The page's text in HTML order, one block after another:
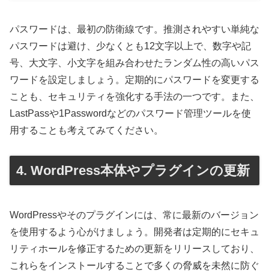
パスワードは、最初の防衛線です。推測されやすい単純な
パスワードは避け、少なくとも12文字以上で、数字や記
号、大文字、小文字を組み合わせたランダム性の高いパス
ワードを設定しましょう。定期的にパスワードを変更する
ことも、セキュリティを強化する手法の一つです。また、
LastPassや1Passwordなどのパスワード管理ツールを使
用することも考えてみてください。
4. WordPress本体やプラグインの更新
WordPressやそのプラグインには、常に最新のバージョン
を使用するよう心がけましょう。開発者は定期的にセキュ
リティホールを修正するための更新をリリースしており、
これらをインストールすることで多くの脅威を未然に防ぐ